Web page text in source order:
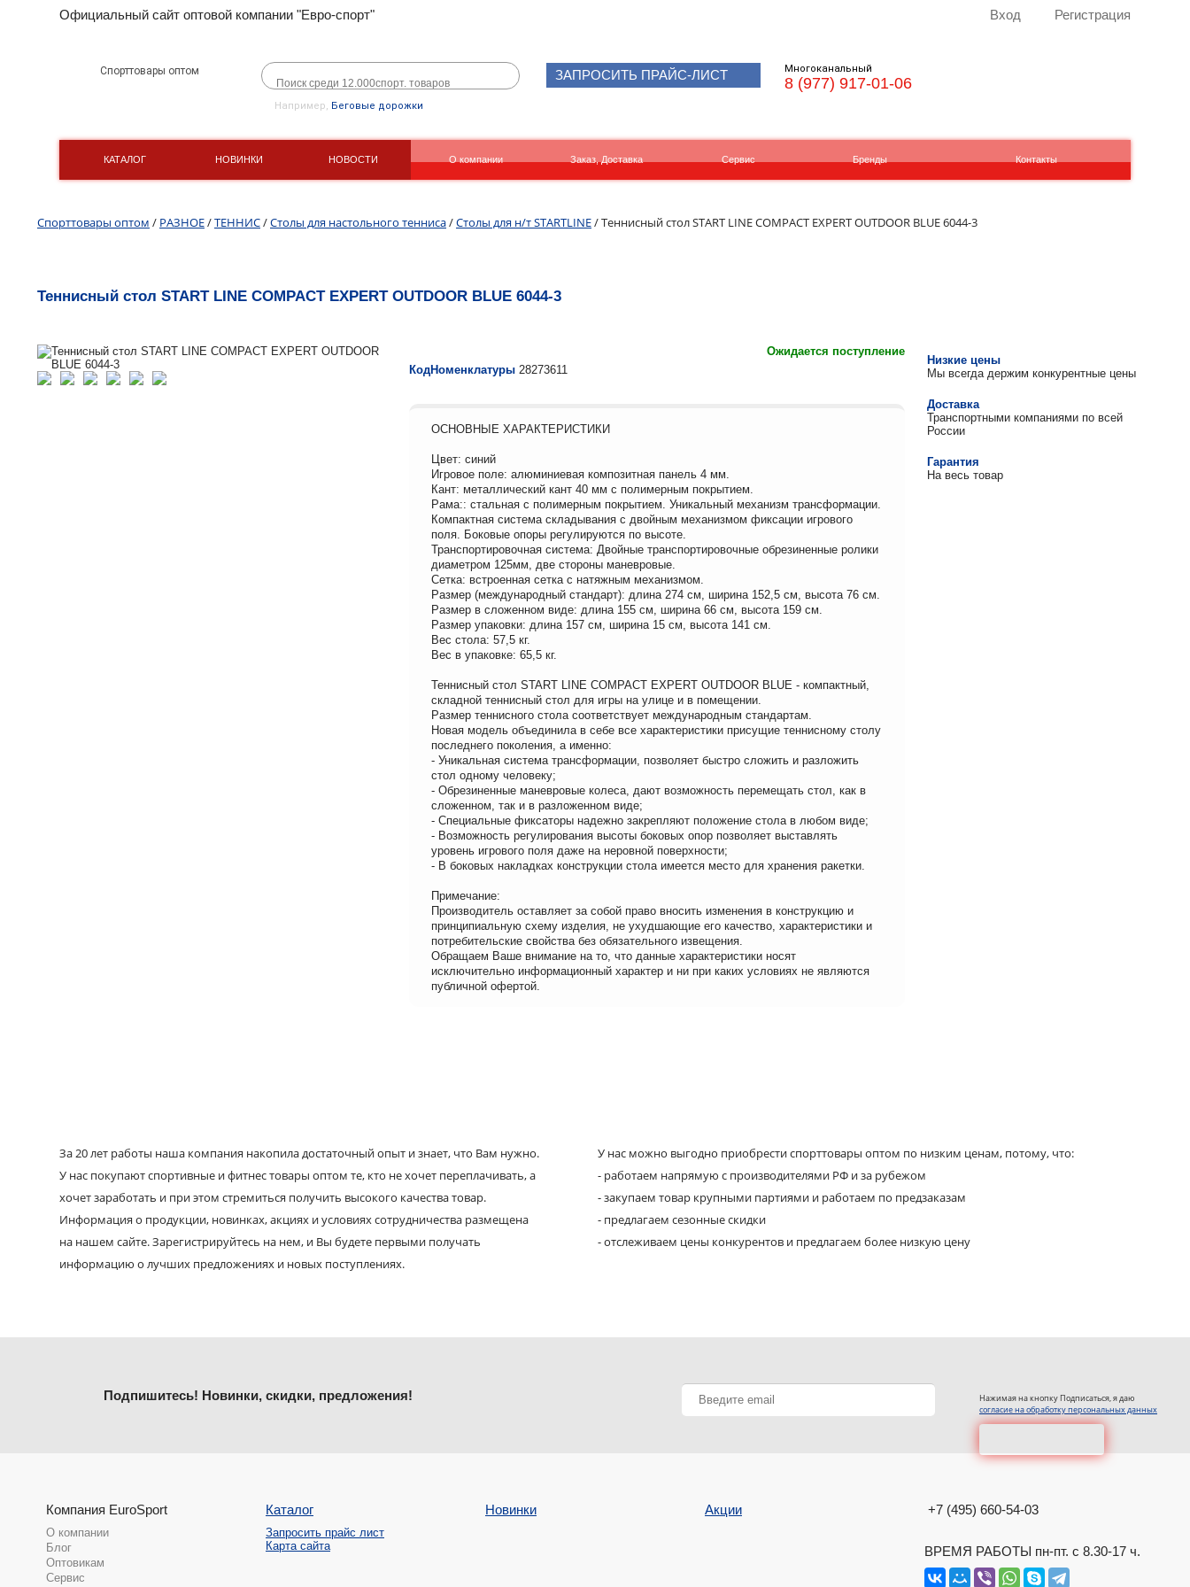
Официальный сайт оптовой компании "Евро-спорт" Вход Регистрация
Спорттовары оптом
Например, Беговые дорожки
ЗАПРОСИТЬ ПРАЙС-ЛИСТ Многоканальный
8 (977) 917-01-06
КАТАЛОГ НОВИНКИ НОВОСТИ О компании Заказ, Доставка Сервис Бренды Контакты
Спорттовары оптом / РАЗНОЕ/ТЕННИС/Столы для настольного тенниса/Столы для н/т STARTLINE/ Теннисный стол START LINE COMPACT EXPERT OUTDOOR BLUE 6044-3
Теннисный стол START LINE COMPACT EXPERT OUTDOOR BLUE 6044-3
Ожидается поступление
КодНоменклатуры 28273611
ОСНОВНЫЕ ХАРАКТЕРИСТИКИ
Цвет: синий
Игровое поле: алюминиевая композитная панель 4 мм.
Кант: металлический кант 40 мм с полимерным покрытием.
Рама:: стальная с полимерным покрытием. Уникальный механизм трансформации.
Компактная система складывания с двойным механизмом фиксации игрового
поля. Боковые опоры регулируются по высоте.
Транспортировочная система: Двойные транспортировочные обрезиненные ролики
диаметром 125мм, две стороны маневровые.
Сетка: встроенная сетка с натяжным механизмом.
Размер (международный стандарт): длина 274 см, ширина 152,5 см, высота 76 см.
Размер в сложенном виде: длина 155 см, ширина 66 см, высота 159 см.
Размер упаковки: длина 157 см, ширина 15 см, высота 141 см.
Вес стола: 57,5 кг.
Вес в упаковке: 65,5 кг.
Теннисный стол START LINE COMPACT EXPERT OUTDOOR BLUE - компактный,
складной теннисный стол для игры на улице и в помещении.
Размер теннисного стола соответствует международным стандартам.
Новая модель объединила в себе все характеристики присущие теннисному столу
последнего поколения, а именно:
- Уникальная система трансформации, позволяет быстро сложить и разложить
стол одному человеку;
- Обрезиненные маневровые колеса, дают возможность перемещать стол, как в
сложенном, так и в разложенном виде;
- Специальные фиксаторы надежно закрепляют положение стола в любом виде;
- Возможность регулирования высоты боковых опор позволяет выставлять
уровень игрового поля даже на неровной поверхности;
- В боковых накладках конструкции стола имеется место для хранения ракетки.
Примечание:
Производитель оставляет за собой право вносить изменения в конструкцию и
принципиальную схему изделия, не ухудшающие его качество, характеристики и
потребительские свойства без обязательного извещения.
Обращаем Ваше внимание на то, что данные характеристики носят
исключительно информационный характер и ни при каких условиях не являются
публичной офертой.
Низкие цены
Мы всегда держим конкурентные цены
Доставка
Транспортными компаниями по всей
России
Гарантия
На весь товар
За 20 лет работы наша компания накопила достаточный опыт и знает, что Вам нужно.
У нас покупают спортивные и фитнес товары оптом те, кто не хочет переплачивать, а
хочет заработать и при этом стремиться получить высокого качества товар.
Информация о продукции, новинках, акциях и условиях сотрудничества размещена
на нашем сайте. Зарегистрируйтесь на нем, и Вы будете первыми получать
информацию о лучших предложениях и новых поступлениях.
У нас можно выгодно приобрести спорттовары оптом по низким ценам, потому, что:
- работаем напрямую с производителями РФ и за рубежом
- закупаем товар крупными партиями и работаем по предзаказам
- предлагаем сезонные скидки
- отслеживаем цены конкурентов и предлагаем более низкую цену
Нажимая на кнопку Подписаться, я даю
согласие на обработку персональных данных
Подпишитесь! Новинки, скидки, предложения!
Компания EuroSport
О компании
Блог
Оптовикам
Сервис
Каталог
Запросить прайс лист
Карта сайта
Новинки Акции +7 (495) 660-54-03
ВРЕМЯ РАБОТЫ пн-пт. с 8.30-17 ч.